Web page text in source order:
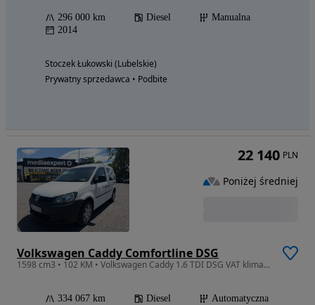
296 000 km Diesel
Manualna
2014
Stoczek Łukowski (Lubelskie)
Prywatny sprzedawca • Podbite
Volkswagen Caddy Comfortline DSG
1598 cm3 • 102 KM • Volkswagen Caddy 1.6 TDI DSG VAT klima navi
334 067 km Diesel
Automatyczna
22 140 PLN
Poniżej średniej